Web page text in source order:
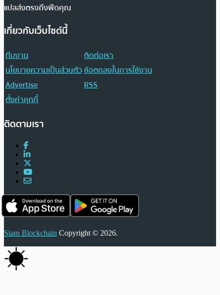
แปลส่งตรงถึงฟีดคุณ
เกี่ยวกับเว็บไซต์นี้
ทีมงาน
ติดต่อเรา
นโยบายความเป็นส่วนตัวข้อตกลงในการใช้งาน
Advertise
RSS
ตั้งค่าคุกกี้
ติดตามเรา
Siam Blockchain Copyright © 2026.